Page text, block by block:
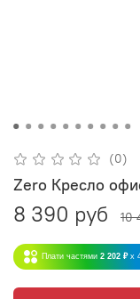
(0)
Zero Кресло
8 390 руб 10
Плати частями 2 202 ₽ x